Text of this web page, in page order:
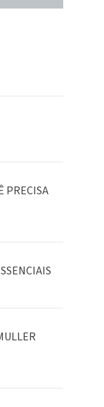
PRECISA